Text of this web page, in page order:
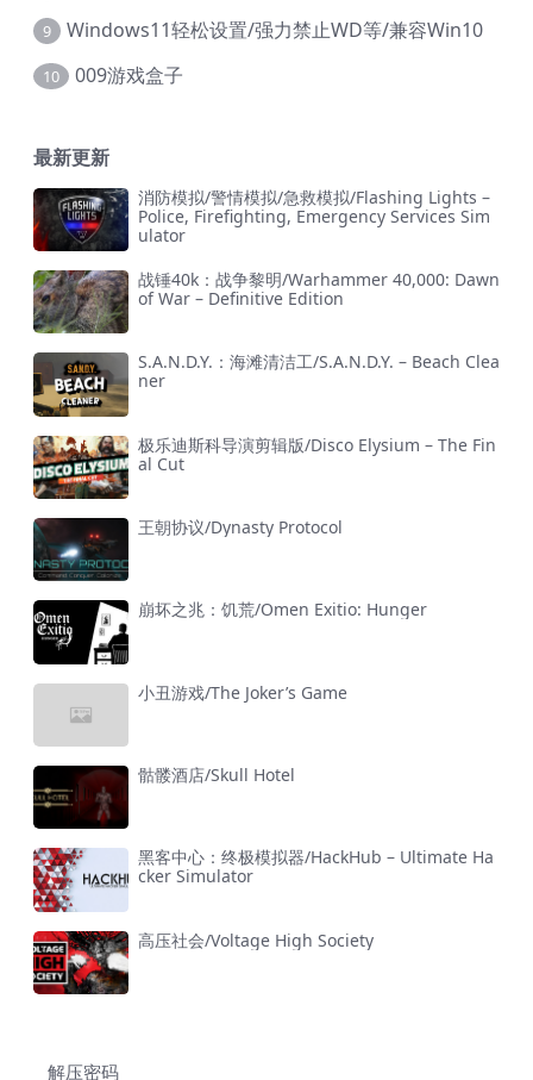
9 Windows11轻松设置/强力禁止WD等/兼容Win10
10 009游戏盒子
最新更新
消防模拟/警情模拟/急救模拟/Flashing Lights –
Police, Firefighting, Emergency Services Sim
ulator
战锤40k：战争黎明/Warhammer 40,000: Dawn
of War – Definitive Edition
S.A.N.D.Y.：海滩清洁工/S.A.N.D.Y. – Beach Clea
ner
极乐迪斯科导演剪辑版/Disco Elysium – The Fin
al Cut
王朝协议/Dynasty Protocol
崩坏之兆：饥荒/Omen Exitio: Hunger
小丑游戏/The Joker’s Game
骷髅酒店/Skull Hotel
黑客中心：终极模拟器/HackHub – Ultimate Ha
cker Simulator
高压社会/Voltage High Society
解压密码